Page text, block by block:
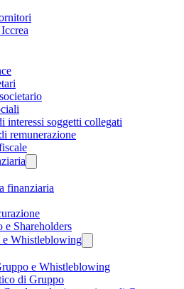
interessi soggetti collegati
remunerazione
finanziaria
e Shareholders
Whistleblowing
e Whistleblowing
di Gruppo